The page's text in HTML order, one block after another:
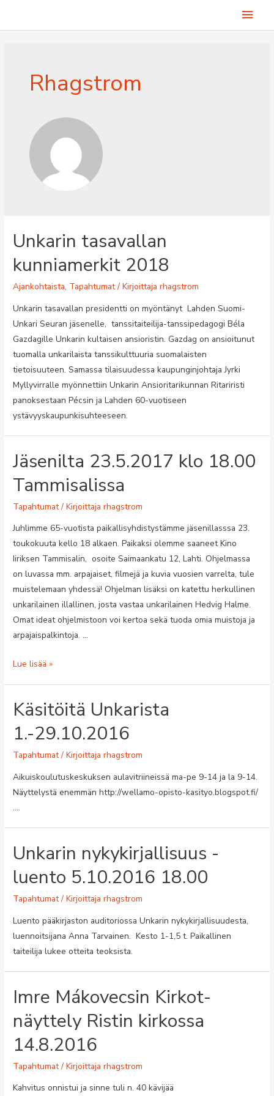
Rhagstrom
Unkarin tasavallan
kunniamerkit 2018
Ajankohtaista, Tapahtumat/ Kirjoittajarhagstrom
Unkarin tasavallan presidentti on myöntänyt Lahden Suomi-
Unkari Seuran jäsenelle, tanssitaiteilija-tanssipedagogi Béla
Gazdagille Unkarin kultaisen ansioristin. Gazdag on ansioitunut
tuomalla unkarilaista tanssikulttuuria suomalaisten
tietoisuuteen. Samassa tilaisuudessa kaupunginjohtaja Jyrki
Myllyvirralle myönnettiin Unkarin Ansioritarikunnan Ritariristi
panoksestaan Pécsin ja Lahden 60-vuotiseen
ystävyyskaupunkisuhteeseen.
Jäsenilta 23.5.2017 klo 18.00
Tammisalissa
Tapahtumat/ Kirjoittajarhagstrom
Juhlimme 65-vuotista paikallisyhdistystämme jäsenillasssa 23.
toukokuuta kello 18 alkaen. Paikaksi olemme saaneet Kino
Iiriksen Tammisalin, osoite Saimaankatu 12, Lahti. Ohjelmassa
on luvassa mm. arpajaiset, filmejä ja kuvia vuosien varrelta, tule
muistelemaan yhdessä! Ohjelman lisäksi on katettu herkullinen
unkarilainen illallinen, josta vastaa unkarilainen Hedvig Halme.
Omat ideat ohjelmistoon voi kertoa sekä tuoda omia muistoja ja
arpajaispalkintoja. …
Jäsenilta
18.00
Tammisalissa
Lue lisää »
Käsitöitä Unkarista
1.-29.10.2016
Tapahtumat/ Kirjoittajarhagstrom
Aikuiskoulutuskeskuksen aulavitriineissä ma-pe 9-14 ja la 9-14.
Näyttelystä enemmän http://wellamo-opisto-kasityo.blogspot.fi/
….
Unkarin nykykirjallisuus -
luento 5.10.2016 18.00
Tapahtumat/ Kirjoittajarhagstrom
Luento pääkirjaston auditoriossa Unkarin nykykirjallisuudesta,
luennoitsijana Anna Tarvainen. Kesto 1-1,5 t. Paikallinen
taiteilija lukee otteita teoksista.
Imre Mákovecsin Kirkot-
näyttely Ristin kirkossa
14.8.2016
Tapahtumat/ Kirjoittajarhagstrom
Kahvitus onnistui ja sinne tuli n. 40 kävijää